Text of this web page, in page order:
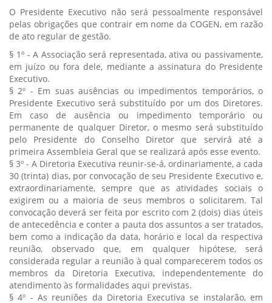
O Presidente Executivo não será pessoalmente responsável
pelas obrigações que contrair em nome da COGEN, em razão
de ato regular de gestão.
§ 1º - A Associação será representada, ativa ou passivamente,
em juízo ou fora dele, mediante a assinatura do Presidente
Executivo.
§ 2º - Em suas ausências ou impedimentos temporários, o
Presidente Executivo será substituído por um dos Diretores.
Em caso de ausência ou impedimento temporário ou
permanente de qualquer Diretor, o mesmo será substituído
pelo Presidente do Conselho Diretor que servirá até a
primeira Assembleia Geral que se realizará após esse evento.
§ 3º - A Diretoria Executiva reunir-se-á, ordinariamente, a cada
30 (trinta) dias, por convocação de seu Presidente Executivo e,
extraordinariamente, sempre que as atividades sociais o
exigirem ou a maioria de seus membros o solicitarem. Tal
convocação deverá ser feita por escrito com 2 (dois) dias úteis
de antecedência e conter a pauta dos assuntos a ser tratados,
bem como a indicação da data, horário e local da respectiva
reunião, observado que, em qualquer hipótese, será
considerada regular a reunião à qual comparecerem todos os
membros da Diretoria Executiva, independentemente do
atendimento às formalidades aqui previstas.
§ 4º - As reuniões da Diretoria Executiva se instalarão, em